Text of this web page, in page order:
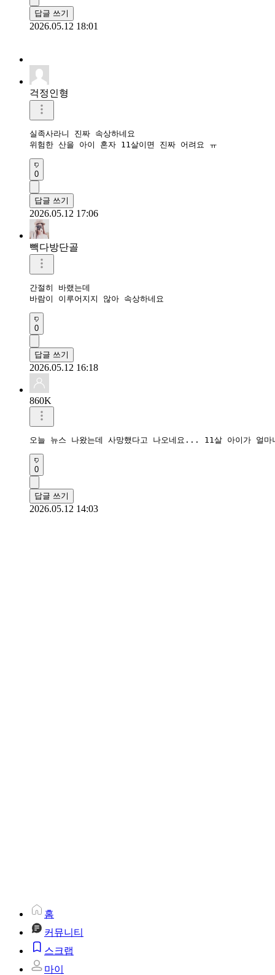
답글 쓰기
2026.05.12 18:01
걱정인형
실족사라니 진짜 속상하네요
위험한 산을 아이 혼자 11살이면 진짜 어려요 ㅠ
0
답글 쓰기
2026.05.12 17:06
빽다방단골
간절히 바랬는데
바람이 이루어지지 않아 속상하네요
0
답글 쓰기
2026.05.12 16:18
860K
오늘 뉴스 나왔는데 사망했다고 나오네요... 11살 아이가 얼
0
답글 쓰기
2026.05.12 14:03
홈
커뮤니티
스크랩
마이